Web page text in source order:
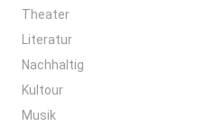
Theater
Literatur
Nachhaltig
Kultour
Musik